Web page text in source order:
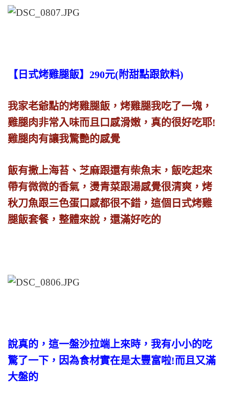
【日式烤雞腿飯】290元(附甜點跟飲料)
我家老爺點的烤雞腿飯，烤雞腿我吃了一塊，
雞腿肉非常入味而且口感滑嫩，真的很好吃耶!
雞腿肉有讓我驚艷的感覺
飯有撒上海苔、芝麻跟還有柴魚末，飯吃起來
帶有微微的香氣，燙青菜跟湯感覺很清爽，烤
秋刀魚跟三色蛋口感都很不錯，這個日式烤雞
腿飯套餐，整體來說，還滿好吃的
說真的，這一盤沙拉端上來時，我有小小的吃
驚了一下，因為食材實在是太豐富啦!而且又滿
大盤的